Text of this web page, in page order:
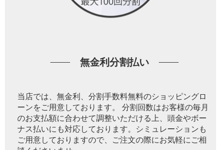
無金利分割払い
当店では、無金利、分割手数料無料のショッピングロ
ーンをご用意しております。 分割回数はお客様の毎月
のお支払額に合わせて調整いただける上、頭金やボー
ナス払いにも対応しております。シミュレーションも
ご用意しておりますので、ご注文の際にお気軽にご相